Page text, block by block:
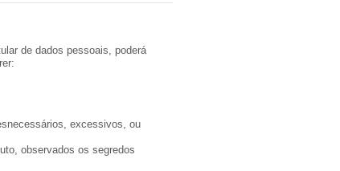
de dados pessoais, poderá
excessivos, ou
observados os segredos